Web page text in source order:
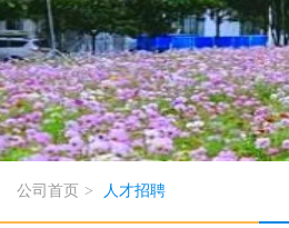
公司首页 > 人才招聘